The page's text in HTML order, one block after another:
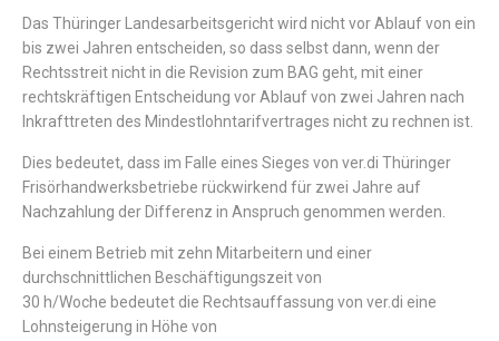
Das Thüringer Landesarbeitsgericht wird nicht vor Ablauf von ein
bis zwei Jahren entscheiden, so dass selbst dann, wenn der
Rechtsstreit nicht in die Revision zum BAG geht, mit einer
rechtskräftigen Entscheidung vor Ablauf von zwei Jahren nach
Inkrafttreten des Mindestlohntarifvertrages nicht zu rechnen ist.
Dies bedeutet, dass im Falle eines Sieges von ver.di Thüringer
Frisörhandwerksbetriebe rückwirkend für zwei Jahre auf
Nachzahlung der Differenz in Anspruch genommen werden.
Bei einem Betrieb mit zehn Mitarbeitern und einer
durchschnittlichen Beschäftigungszeit von
30 h/Woche bedeutet die Rechtsauffassung von ver.di eine
Lohnsteigerung in Höhe von